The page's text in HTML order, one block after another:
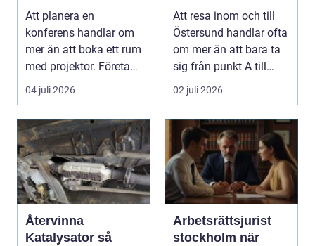
gör skillnad
Att planera en
konferens handlar om
mer än att boka ett rum
med projektor. Företag
letar efter plats...
04 juli 2026
året runt
Att resa inom och till
Östersund handlar ofta
om mer än att bara ta
sig från punkt A till
punkt B. M...
02 juli 2026
Återvinna
Katalysator så
Arbetsrättsjurist
stockholm när